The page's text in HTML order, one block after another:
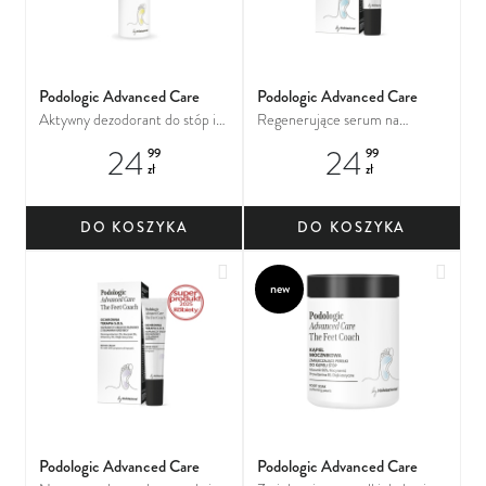
Podologic Advanced Care
Aktywny dezodorant do stóp i
24 99
zł
DO KOSZYKA
Podologic Advanced Care
Regenerujące serum na
24 99
zł
DO KOSZYKA
Podologic Advanced Care
Dodaj do ulubionych
new
Podologic Advanced Care